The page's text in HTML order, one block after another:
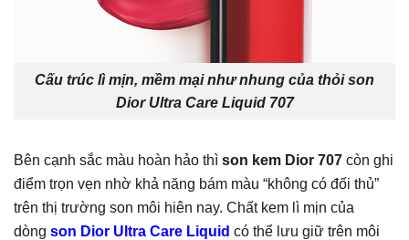
Cấu trúc lì mịn, mềm mại như nhung của thỏi son
Dior Ultra Care Liquid 707
Bên cạnh sắc màu hoàn hảo thì son kem Dior 707 còn ghi
điểm trọn vẹn nhờ khả năng bám màu “không có đối thủ”
trên thị trường son môi hiên nay. Chất kem lì mịn của
dòng son Dior Ultra Care Liquid có thể lưu giữ trên môi